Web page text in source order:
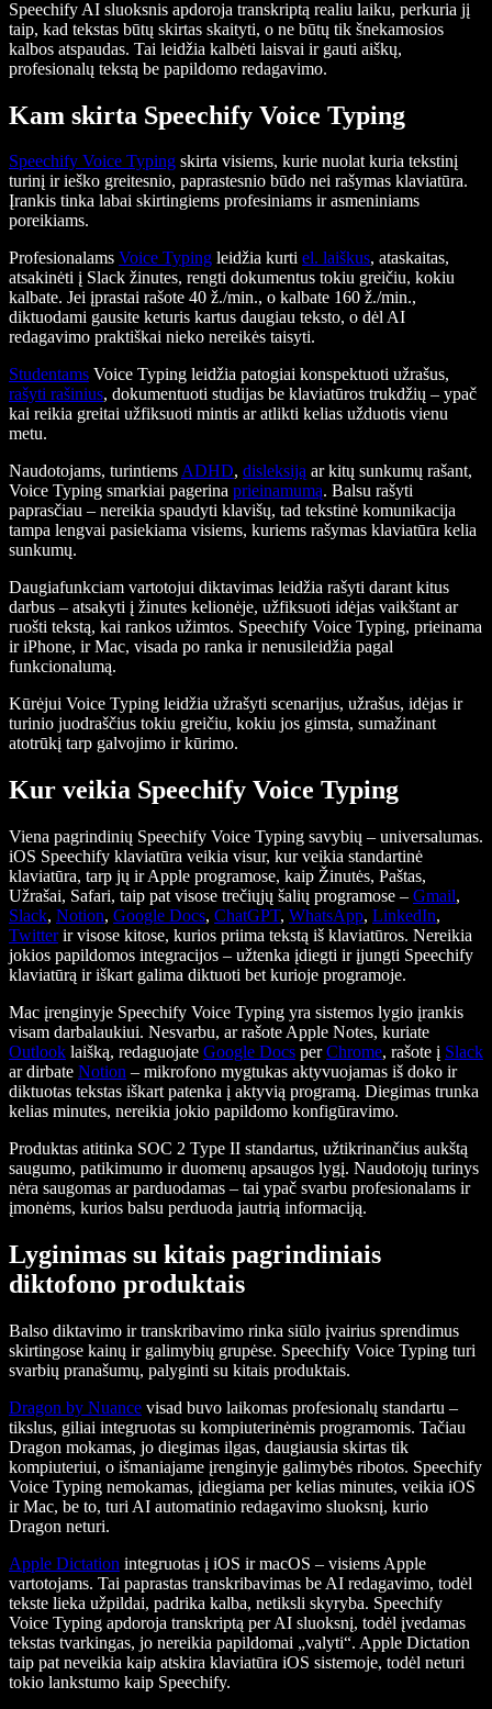
Speechify AI sluoksnis apdoroja transkriptą realiu laiku, perkuria jį
taip, kad tekstas būtų skirtas skaityti, o ne būtų tik šnekamosios
kalbos atspaudas. Tai leidžia kalbėti laisvai ir gauti aiškų,
profesionalų tekstą be papildomo redagavimo.
Kam skirta Speechify Voice Typing
Speechify Voice Typing skirta visiems, kurie nuolat kuria tekstinį
turinį ir ieško greitesnio, paprastesnio būdo nei rašymas klaviatūra.
Įrankis tinka labai skirtingiems profesiniams ir asmeniniams
poreikiams.
Profesionalams Voice Typing leidžia kurti el. laiškus, ataskaitas,
atsakinėti į Slack žinutes, rengti dokumentus tokiu greičiu, kokiu
kalbate. Jei įprastai rašote 40 ž./min., o kalbate 160 ž./min.,
diktuodami gausite keturis kartus daugiau teksto, o dėl AI
redagavimo praktiškai nieko nereikės taisyti.
Studentams Voice Typing leidžia patogiai konspektuoti užrašus,
rašyti rašinius, dokumentuoti studijas be klaviatūros trukdžių – ypač
kai reikia greitai užfiksuoti mintis ar atlikti kelias užduotis vienu
metu.
Naudotojams, turintiemsADHD, disleksiją ar kitų sunkumų rašant,
Voice Typing smarkiai pagerina prieinamumą. Balsu rašyti
paprasčiau – nereikia spaudyti klavišų, tad tekstinė komunikacija
tampa lengvai pasiekiama visiems, kuriems rašymas klaviatūra kelia
sunkumų.
Daugiafunkciam vartotojui diktavimas leidžia rašyti darant kitus
darbus – atsakyti į žinutes kelionėje, užfiksuoti idėjas vaikštant ar
ruošti tekstą, kai rankos užimtos. Speechify Voice Typing, prieinama
ir iPhone, ir Mac, visada po ranka ir nenusileidžia pagal
funkcionalumą.
Kūrėjui Voice Typing leidžia užrašyti scenarijus, užrašus, idėjas ir
turinio juodraščius tokiu greičiu, kokiu jos gimsta, sumažinant
atotrūkį tarp galvojimo ir kūrimo.
Kur veikia Speechify Voice Typing
Viena pagrindinių Speechify Voice Typing savybių – universalumas.
iOS Speechify klaviatūra veikia visur, kur veikia standartinė
klaviatūra, tarp jų ir Apple programose, kaip Žinutės, Paštas,
Užrašai, Safari, taip pat visose trečiųjų šalių programose – Gmail,
Slack, Notion, Google Docs, ChatGPT, WhatsApp, LinkedIn,
Twitterir visose kitose, kurios priima tekstą iš klaviatūros. Nereikia
jokios papildomos integracijos – užtenka įdiegti ir įjungti Speechify
klaviatūrą ir iškart galima diktuoti bet kurioje programoje.
Mac įrenginyje Speechify Voice Typing yra sistemos lygio įrankis
visam darbalaukiui. Nesvarbu, ar rašote Apple Notes, kuriate
Outlook laišką, redaguojate Google Docs perChrome, rašote į Slack
ar dirbate Notion – mikrofono mygtukas aktyvuojamas iš doko ir
diktuotas tekstas iškart patenka į aktyvią programą. Diegimas trunka
kelias minutes, nereikia jokio papildomo konfigūravimo.
Produktas atitinka SOC 2 Type II standartus, užtikrinančius aukštą
saugumo, patikimumo ir duomenų apsaugos lygį. Naudotojų turinys
nėra saugomas ar parduodamas – tai ypač svarbu profesionalams ir
įmonėms, kurios balsu perduoda jautrią informaciją.
Lyginimas su kitais pagrindiniais
diktofono produktais
Balso diktavimo ir transkribavimo rinka siūlo įvairius sprendimus
skirtingose kainų ir galimybių grupėse. Speechify Voice Typing turi
svarbių pranašumų, palyginti su kitais produktais.
Dragon by Nuance visad buvo laikomas profesionalų standartu –
tikslus, giliai integruotas su kompiuterinėmis programomis. Tačiau
Dragon mokamas, jo diegimas ilgas, daugiausia skirtas tik
kompiuteriui, o išmaniajame įrenginyje galimybės ribotos. Speechify
Voice Typing nemokamas, įdiegiama per kelias minutes, veikia iOS
ir Mac, be to, turi AI automatinio redagavimo sluoksnį, kurio
Dragon neturi.
Apple Dictation integruotas į iOS ir macOS – visiems Apple
vartotojams. Tai paprastas transkribavimas be AI redagavimo, todėl
tekste lieka užpildai, padrika kalba, netiksli skyryba. Speechify
Voice Typing apdoroja transkriptą per AI sluoksnį, todėl įvedamas
tekstas tvarkingas, jo nereikia papildomai „valyti“. Apple Dictation
taip pat neveikia kaip atskira klaviatūra iOS sistemoje, todėl neturi
tokio lankstumo kaip Speechify.